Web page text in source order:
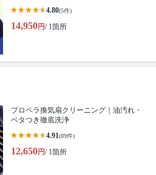
4.80(5件)
14,950円/ 1箇所
プロペラ換気扇クリーニング｜油汚れ・
ベタつき徹底洗浄
4.91(89件)
12,650円/ 1箇所